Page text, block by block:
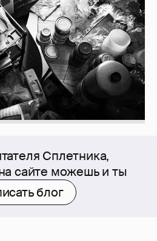
Сплетника,
сайте можешь и ты
блог